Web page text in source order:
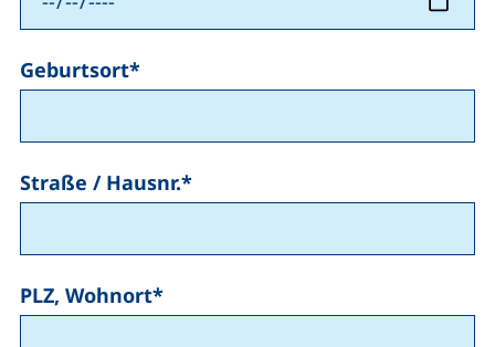
Geburtsort*
Straße / Hausnr.*
PLZ, Wohnort*